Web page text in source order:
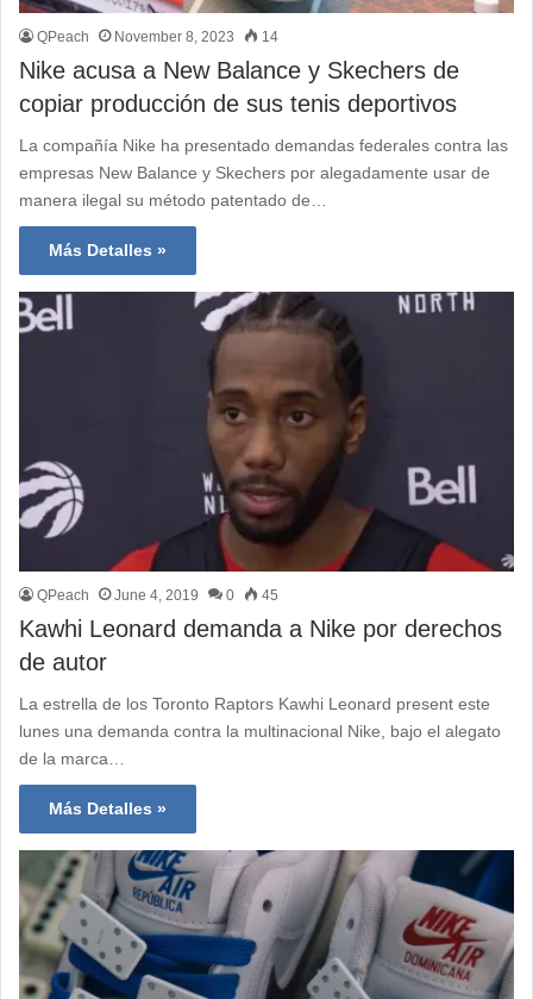
QPeach November 8, 2023 14
Nike acusa a New Balance y Skechers de
copiar producción de sus tenis deportivos
La compañía Nike ha presentado demandas federales contra las
empresas New Balance y Skechers por alegadamente usar de
manera ilegal su método patentado de…
Más Detalles »
QPeach June 4, 2019 0 45
Kawhi Leonard demanda a Nike por derechos
de autor
La estrella de los Toronto Raptors Kawhi Leonard present este
lunes una demanda contra la multinacional Nike, bajo el alegato
de la marca…
Más Detalles »